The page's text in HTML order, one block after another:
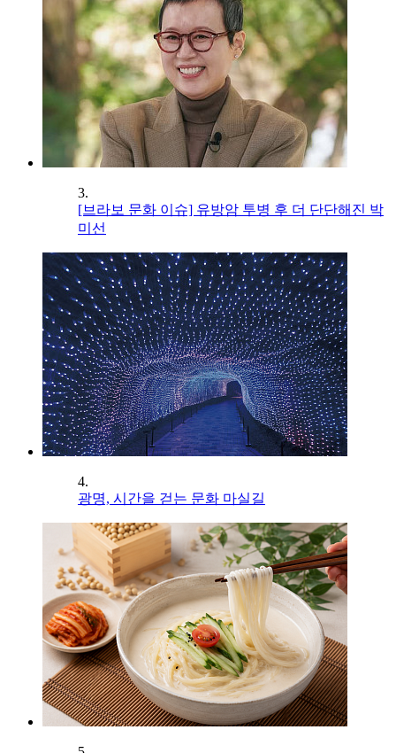
3.
[브라보 문화 이슈] 유방암 투병 후 더 단단해진 박
미선
4.
광명, 시간을 걷는 문화 마실길